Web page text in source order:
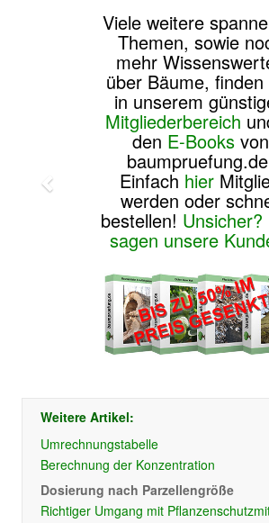
Viele weitere
Themen, sowie
mehr
über Bäume, finden
in unserem
Mitgliederbereich
den E-Booksvon
Einfach hier
werden oder
bestellen! Unsicher?
sagen unsere
Weitere Artikel:
Umrechnungstabelle
Berechnung der Konzentration
Dosierung nach Parzellengröße
Richtiger Umgang mit